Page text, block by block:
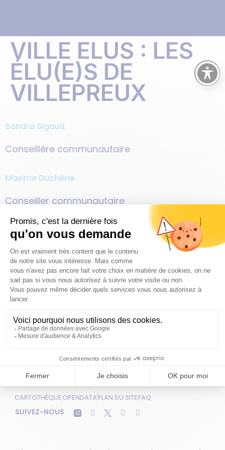
VILLE ELUS : LES
ÉLU(E)S DE
VILLEPREUX
Sandra Sigault
Conseillère communautaire
Maxime Duchêne
Conseiller communautaire
Chloé Boitier
Conseillère communautaire déléguée aux
énergies renouvelables.
Jean-Baptiste Hamonic
4e vice-présidentEn charge du projet de
territoire, de la planification urbaine, foncière et
CARTOTHÈQUEOPENDATAPLAN DU SITEFAQ
SUIVEZ-NOUS